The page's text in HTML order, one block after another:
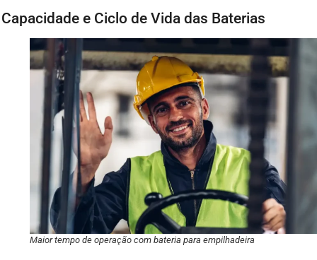
Capacidade e Ciclo de Vida das Baterias
Maior tempo de operação com bateria para empilhadeira